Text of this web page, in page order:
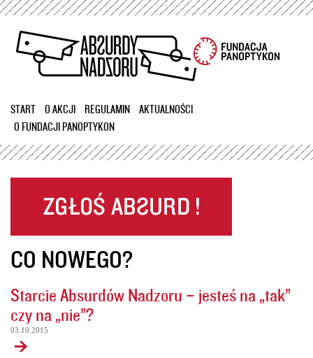
Przejdź
treści
START O AKCJI REGULAMIN
AKTUALNOŚCI
O FUNDACJI PANOPTYKON
CO NOWEGO?
Starcie Absurdów Nadzoru – jesteś na „tak”
czy na „nie”?
03.10.2015